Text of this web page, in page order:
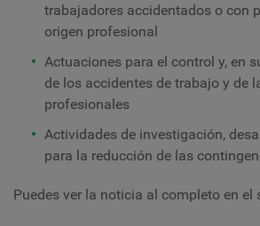
trabajadores accidentados o con
origen profesional
Actuaciones para el control y, en
de los accidentes de trabajo y de
profesionales
Actividades de investigación,
para la reducción de las
Puedes ver la noticia al completo en el